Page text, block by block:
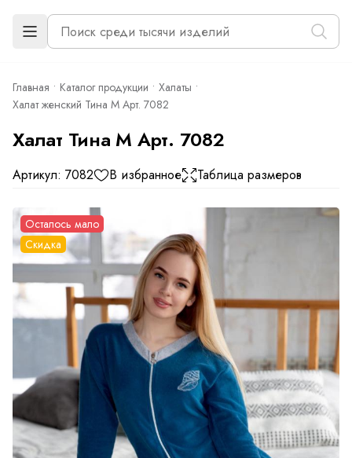
Главная Каталог продукции
Халаты
Халат женский Тина М Арт. 7082
Халат Тина М Арт. 7082
Артикул: 7082 В избранное Таблица размеров
Осталось мало
Скидка